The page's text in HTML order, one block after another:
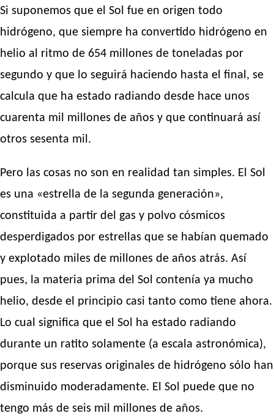
Si suponemos que el Sol fue en origen todo
hidrógeno, que siempre ha convertido hidrógeno en
helio al ritmo de 654 millones de toneladas por
segundo y que lo seguirá haciendo hasta el final, se
calcula que ha estado radiando desde hace unos
cuarenta mil millones de años y que continuará así
otros sesenta mil.
Pero las cosas no son en realidad tan simples. El Sol
es una «estrella de la segunda generación»,
constituida a partir del gas y polvo cósmicos
desperdigados por estrellas que se habían quemado
y explotado miles de millones de años atrás. Así
pues, la materia prima del Sol contenía ya mucho
helio, desde el principio casi tanto como tiene ahora.
Lo cual significa que el Sol ha estado radiando
durante un ratito solamente (a escala astronómica),
porque sus reservas originales de hidrógeno sólo han
disminuido moderadamente. El Sol puede que no
tengo más de seis mil millones de años.